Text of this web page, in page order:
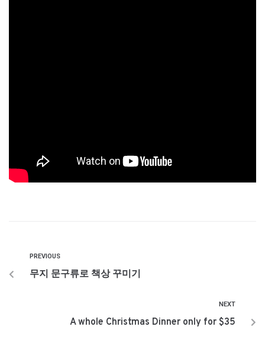
PREVIOUS
무지 문구류로 책상 꾸미기
NEXT
A whole Christmas Dinner only for $35